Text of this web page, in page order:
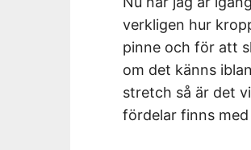
verkligen hur
pinne och för att
om det känns
stretch så är det
fördelar finns